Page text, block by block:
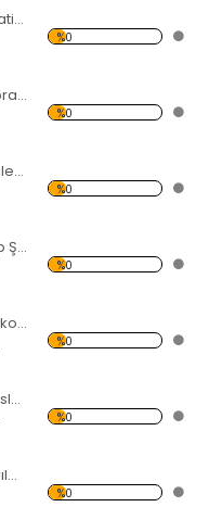
20 Parça Kalp Dekoratif Kırılmaz Ayna
%0
LOVE ve Kalpler Dekoratif Kırılmaz Ayna
%0
Romantik Çift ve Kalpler Dekoratif Kırılmaz Ayna
%0
Yuvarlak İçindeki Kalp Şekli Dekoratif Kırılmaz Ayna
%0
Kalpteki Sevgililer Dekoratif Kırılmaz Ayna
%0
Enstrüman Çalan Eroslar Dekoratif Kırılmaz Ayna
%0
5'li Kalpli Dekoratif Kırılmaz Ayna
%0